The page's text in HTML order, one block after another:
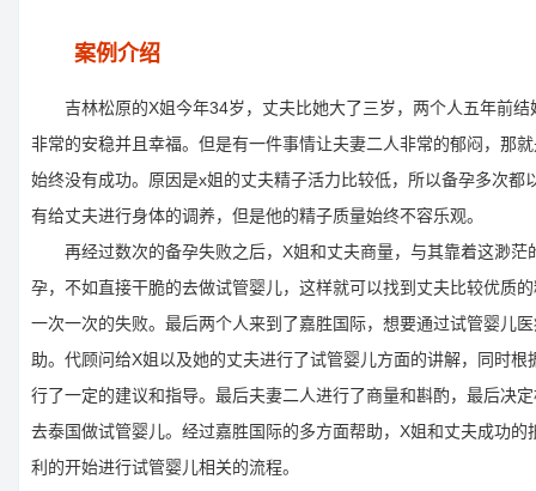
案例介绍
吉林松原的X姐今年34岁，丈夫比她大了三岁，两个人五年前结
非常的安稳并且幸福。但是有一件事情让夫妻二人非常的郁闷，那
始终没有成功。原因是x姐的丈夫精子活力比较低，所以备孕多次都
有给丈夫进行身体的调养，但是他的精子质量始终不容乐观。
再经过数次的备孕失败之后，X姐和丈夫商量，与其靠着这渺茫
孕，不如直接干脆的去做试管婴儿，这样就可以找到丈夫比较优质
一次一次的失败。最后两个人来到了嘉胜国际，想要通过试管婴儿
助。代顾问给X姐以及她的丈夫进行了试管婴儿方面的讲解，同时根
行了一定的建议和指导。最后夫妻二人进行了商量和斟酌，最后决
去泰国做试管婴儿。经过嘉胜国际的多方面帮助，X姐和丈夫成功的
利的开始进行试管婴儿相关的流程。